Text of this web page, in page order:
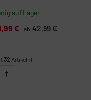
auf Lager
€ ab 42,99 €
32 Artikeln)